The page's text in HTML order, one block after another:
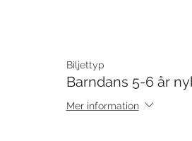
Biljettyp
Barndans 5-6 år
Mer information